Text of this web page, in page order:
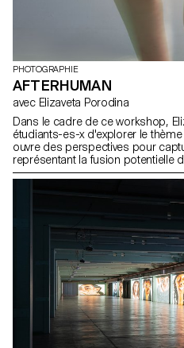
PHOTOGRAPHIE
AFTERHUMAN
avec Elizaveta Porodina
Dans le cadre de ce workshop,
étudiants-es-x d'explorer le thème
ouvre des perspectives pour
représentant la fusion potentielle
l'humanité. Pensez à dépeindre
l'intelligence artificielle, de la
avec des éléments naturels.
innovantes pour transmettre un
transcendance. Cette exploration
interpréter de manière créative et
au-delà de l'expérience humaine